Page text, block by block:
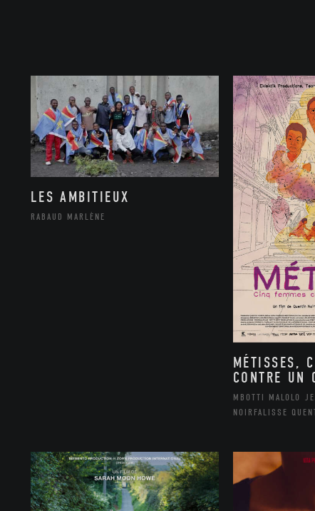
LES AMBITIEUX
RABAUD MARLÈNE
MÉTISSES,
CONTRE UN
MBOTTI MALOLO
NOIRFALISSE